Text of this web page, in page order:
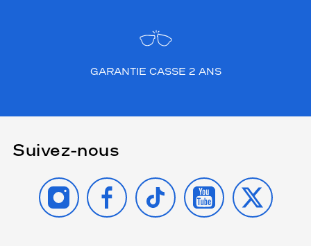
GARANTIE CASSE 2 ANS
Suivez-nous
INSTAGRAMFACEBOOK
TIKTOK YOUTUBE
X